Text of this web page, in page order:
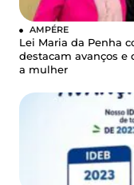
AMPÉRE
Lei Maria da Penha
destacam avanços e
a mulher